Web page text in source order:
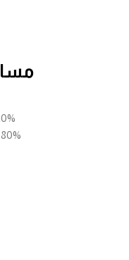
20% للمباني
80% للفيلات المستقلة